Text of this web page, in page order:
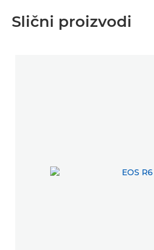
Slični proizvodi